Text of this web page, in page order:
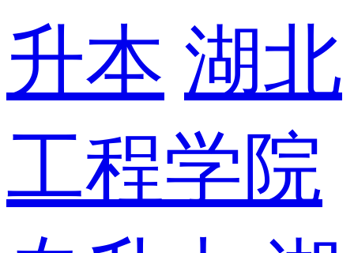
升本 湖北
工程学院